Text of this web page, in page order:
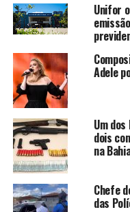
para resgatar
Cardoso.
O senhor Raimundo
entrevistados e contou
vida e trabalhos
moradia no Cardoso.
povo, reclamar o que
certo. A população
desse o apoio.”
Unifor
Adele
Um
dois
na
Chefe
das